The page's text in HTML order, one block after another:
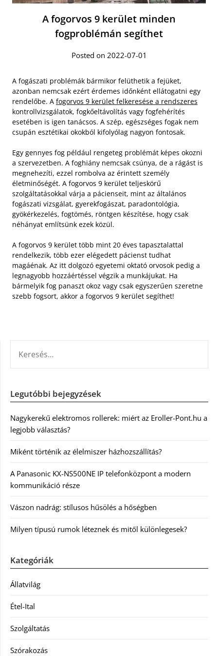
A fogorvos 9 kerület minden
fogproblémán segíthet
Posted on 2022-07-01
A fogászati problémák bármikor felüthetik a fejüket,
azonban nemcsak ezért érdemes időnként ellátogatni egy
rendelőbe. A fogorvos 9 kerület felkeresése a rendszeres
kontrollvizsgálatok, fogkőeltávolítás vagy fogfehérítés
esetében is igen tanácsos. A szép, egészséges fogak nem
csupán esztétikai okokból kifolyólag nagyon fontosak.
Egy gennyes fog például rengeteg problémát képes okozni
a szervezetben. A foghiány nemcsak csúnya, de a rágást is
megnehezíti, ezzel rombolva az érintett személy
életminőségét. A fogorvos 9 kerület teljeskörű
szolgáltatásokkal várja a pácienseit, mint az általános
fogászati vizsgálat, gyerekfogászat, paradontológia,
gyökérkezelés, fogtömés, röntgen készítése, hogy csak
néhányat említsünk ezek közül.
A fogorvos 9 kerület több mint 20 éves tapasztalattal
rendelkezik, több ezer elégedett pácienst tudhat
magáénak. Az itt dolgozó egyetemi oktató orvosok pedig a
legnagyobb hozzáértéssel végzik a munkájukat. Ha
bármelyik fog panaszt okoz vagy csak egyszerűen szeretne
szebb fogsort, akkor a fogorvos 9 kerület segíthet!
Legutóbbi bejegyzések
Nagykerekű elektromos rollerek: miért az Eroller-Pont.hu a
legjobb választás?
Miként történik az élelmiszer házhozszállítás?
A Panasonic KX-NS500NE IP telefonközpont a modern
kommunikáció része
Vászon nadrág: stílusos hűsölés a hőségben
Milyen típusú rumok léteznek és mitől különlegesek?
Kategóriák
Állatvilág
Étel-Ital
Szolgáltatás
Szórakozás